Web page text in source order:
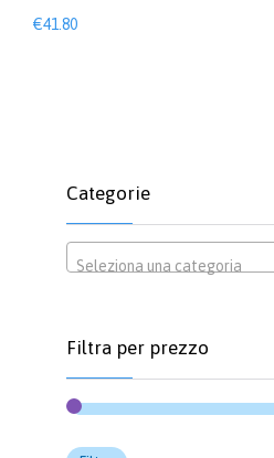
€41.80
Categorie
Seleziona una categoria
Filtra per prezzo